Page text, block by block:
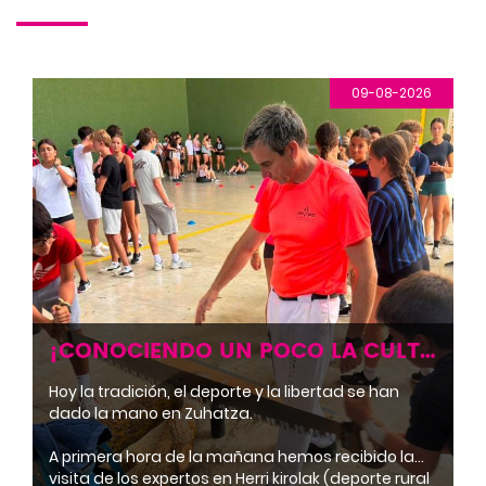
09-08-2026
¡CONOCIENDO UN POCO LA CULTURA VASCA!
Hoy la tradición, el deporte y la libertad se han
dado la mano en Zuhatza.
A primera hora de la mañana hemos recibido la
visita de los expertos en Herri kirolak (deporte rural